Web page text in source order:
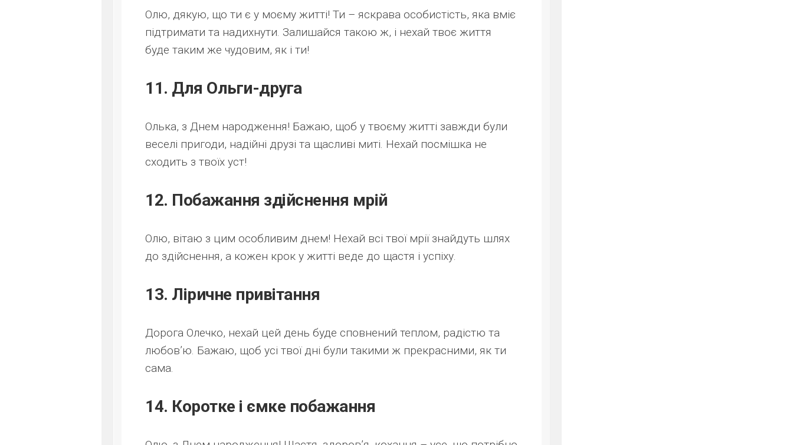
Олю, дякую, що ти є у моєму житті! Ти – яскрава особистість, яка вміє
підтримати та надихнути. Залишайся такою ж, і нехай твоє життя
буде таким же чудовим, як і ти!
11. Для Ольги-друга
Олька, з Днем народження! Бажаю, щоб у твоєму житті завжди були
веселі пригоди, надійні друзі та щасливі миті. Нехай посмішка не
сходить з твоїх уст!
12. Побажання здійснення мрій
Олю, вітаю з цим особливим днем! Нехай всі твої мрії знайдуть шлях
до здійснення, а кожен крок у житті веде до щастя і успіху.
13. Ліричне привітання
Дорога Олечко, нехай цей день буде сповнений теплом, радістю та
любов’ю. Бажаю, щоб усі твої дні були такими ж прекрасними, як ти
сама.
14. Коротке і ємке побажання